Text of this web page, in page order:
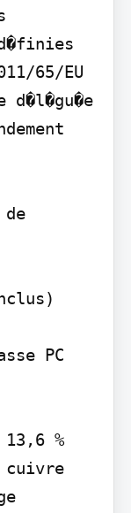
65/EU
d�l�gu�e
PC
%
cuivre